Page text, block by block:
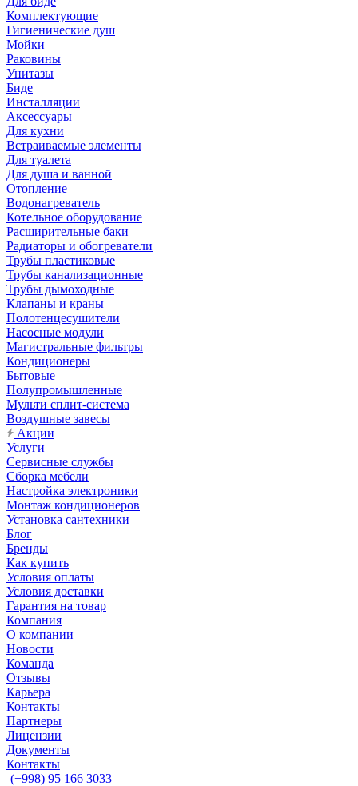
Комплектующие
Гигиенические душ
Мойки
Раковины
Унитазы
Биде
Инсталляции
Аксессуары
Для кухни
Встраиваемые элементы
Для туалета
Для душа и ванной
Отопление
Водонагреватель
Котельное оборудование
Расширительные баки
Радиаторы и обогреватели
Трубы пластиковые
Трубы канализационные
Трубы дымоходные
Клапаны и краны
Полотенцесушители
Насосные модули
Магистральные фильтры
Кондиционеры
Бытовые
Полупромышленные
Мульти сплит-система
Воздушные завесы
Акции
Услуги
Сервисные службы
Сборка мебели
Настройка электроники
Монтаж кондиционеров
Установка сантехники
Блог
Бренды
Как купить
Условия оплаты
Условия доставки
Гарантия на товар
Компания
О компании
Новости
Команда
Отзывы
Карьера
Контакты
Партнеры
Лицензии
Документы
Контакты
(+998) 95 166 3033